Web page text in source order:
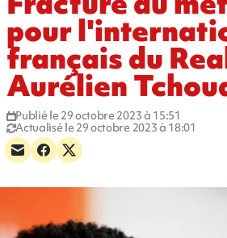
pour
français du
Aurélien
Publié le 29 octobre 2023 à 15:51
Actualisé le 29 octobre 2023 à 18:01